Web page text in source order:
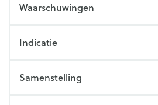
Waarschuwingen
Indicatie
Samenstelling